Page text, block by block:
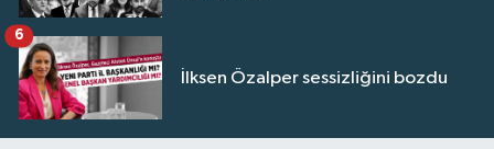
İlksen Özalper sessizliğini bozdu
6